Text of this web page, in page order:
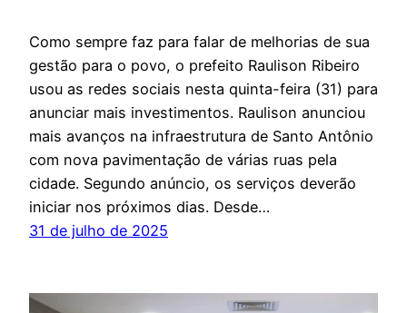
Como sempre faz para falar de melhorias de sua
gestão para o povo, o prefeito Raulison Ribeiro
usou as redes sociais nesta quinta-feira (31) para
anunciar mais investimentos. Raulison anunciou
mais avanços na infraestrutura de Santo Antônio
com nova pavimentação de várias ruas pela
cidade. Segundo anúncio, os serviços deverão
iniciar nos próximos dias. Desde…
31 de julho de 2025